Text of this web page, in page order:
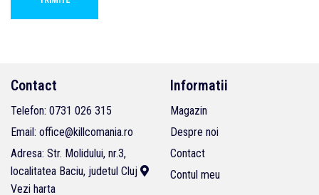
Contact
Telefon: 0731 026 315
Email: office@killcomania.ro
Adresa: Str. Molidului, nr.3,
localitatea Baciu, judetul Cluj
Vezi harta
Informatii
Magazin
Despre noi
Contact
Contul meu